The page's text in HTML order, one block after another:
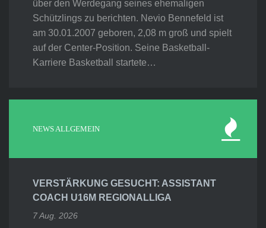
über den Werdegang seines ehemaligen
Schützlings zu berichten. Nevio Bennefeld ist
am 30.01.2007 geboren, 2,08 m groß und spielt
auf der Center-Position. Seine Basketball-
Karriere Basketball startete…
NEWS ALLGEMEIN
VERSTÄRKUNG GESUCHT: ASSISTANT
COACH U16M REGIONALLIGA
7 Aug. 2026